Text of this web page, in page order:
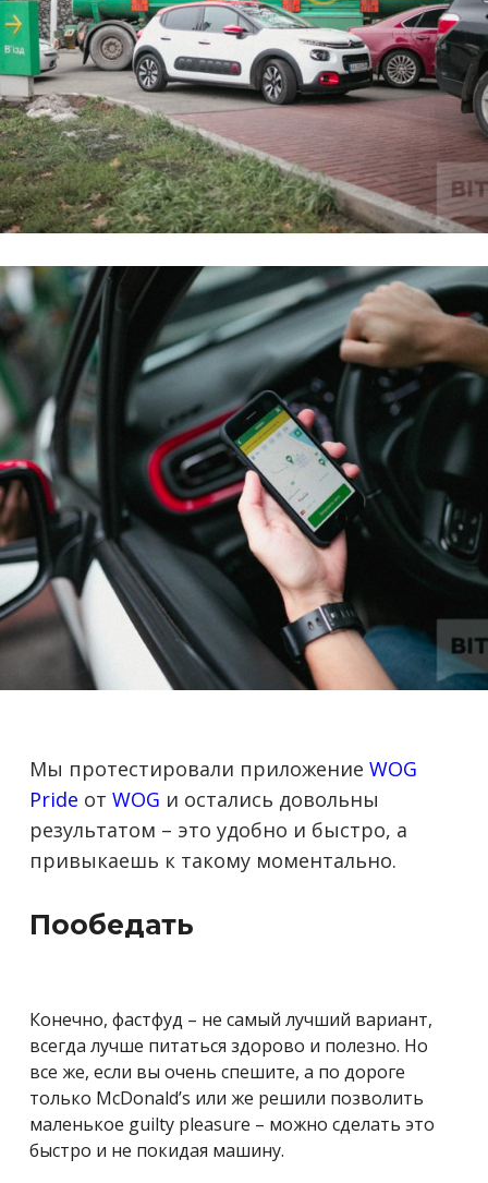
Мы протестировали приложение WOG
Pride от WOG и остались довольны
результатом – это удобно и быстро, а
привыкаешь к такому моментально.
Пообедать
Конечно, фастфуд – не самый лучший вариант,
всегда лучше питаться здорово и полезно. Но
все же, если вы очень спешите, а по дороге
только McDonald’s или же решили позволить
маленькое guilty pleasure – можно сделать это
быстро и не покидая машину.